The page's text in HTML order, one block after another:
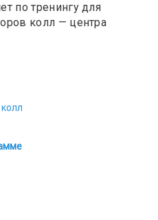
по тренингу для
колл — центра